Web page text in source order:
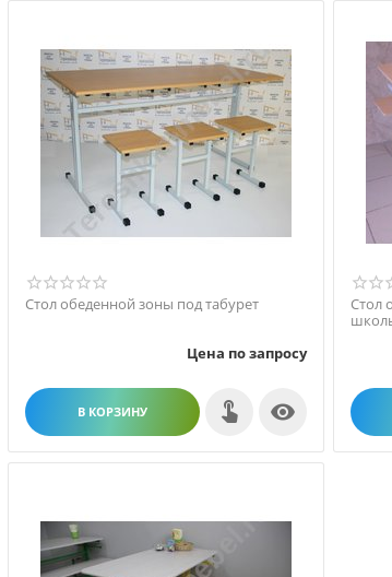
Стол обеденной зоны под табурет
Цена по запросу
В КОРЗИНУ 
Стол